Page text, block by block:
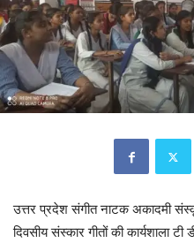
उत्तर प्रदेश संगीत नाटक अकादमी
दिवसीय संस्कार गीतों की कार्यशाला